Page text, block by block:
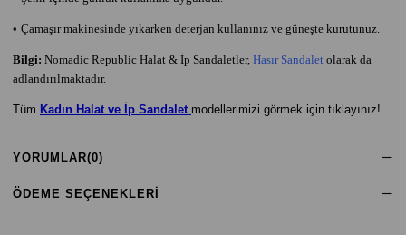
• Çamaşır makinesinde yıkarken deterjan kullanınız ve güneşte kurutunuz.
Bilgi: Nomadic Republic Halat & İp Sandaletler, Hasır Sandalet olarak da
adlandırılmaktadır.
Tüm Kadın Halat ve İp Sandalet modellerimizi görmek için tıklayınız!
YORUMLAR(0)
ÖDEME SEÇENEKLERI